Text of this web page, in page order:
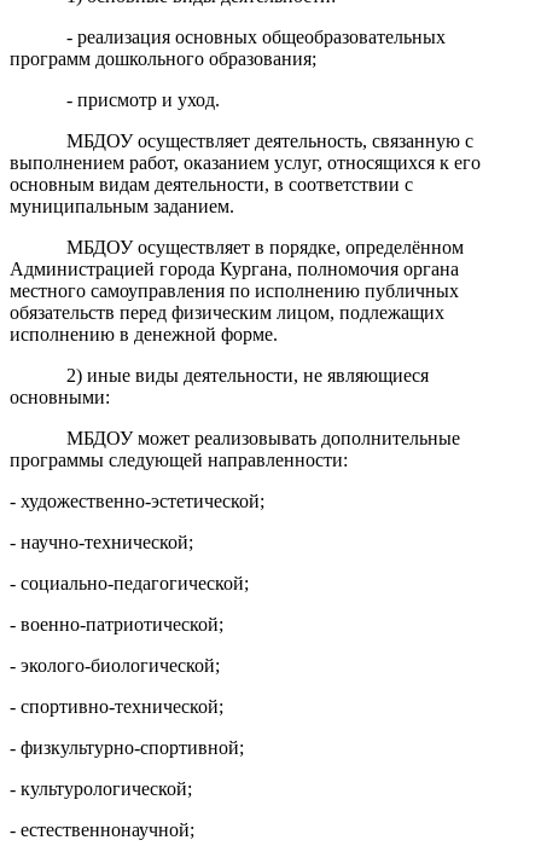
- реализация основных общеобразовательных
программ дошкольного образования;
- присмотр и уход.
МБДОУ осуществляет деятельность, связанную с
выполнением работ, оказанием услуг, относящихся к его
основным видам деятельности, в соответствии с
муниципальным заданием.
МБДОУ осуществляет в порядке, определённом
Администрацией города Кургана, полномочия органа
местного самоуправления по исполнению публичных
обязательств перед физическим лицом, подлежащих
исполнению в денежной форме.
2) иные виды деятельности, не являющиеся
основными:
МБДОУ может реализовывать дополнительные
программы следующей направленности:
- художественно-эстетической;
- научно-технической;
- социально-педагогической;
- военно-патриотической;
- эколого-биологической;
- спортивно-технической;
- физкультурно-спортивной;
- культурологической;
- естественнонаучной;